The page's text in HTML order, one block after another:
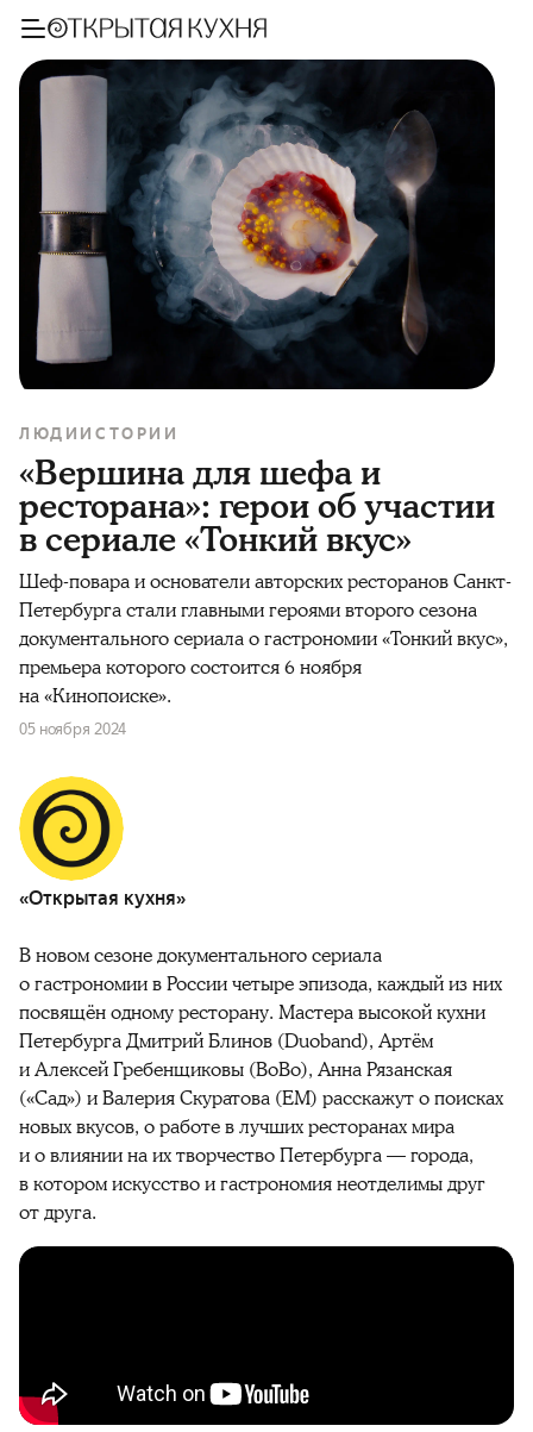
ЛЮДИ ИСТОРИИ
«Вершина для шефа и
ресторана»: герои об участии
в сериале «Тонкий вкус»
Шеф-повара и основатели авторских ресторанов Санкт-
Петербурга стали главными героями второго сезона
документального сериала о гастрономии «Тонкий вкус»,
премьера которого состоится 6 ноября
на «Кинопоиске».
05 ноября 2024
«Открытая кухня»
В новом сезоне документального сериала
о гастрономии в России четыре эпизода, каждый из них
посвящён одному ресторану. Мастера высокой кухни
Петербурга Дмитрий Блинов (Duoband), Артём
и Алексей Гребенщиковы (BoBo), Анна Рязанская
(«Сад») и Валерия Скуратова (ЕМ) расскажут о поисках
новых вкусов, о работе в лучших ресторанах мира
и о влиянии на их творчество Петербурга — города,
в котором искусство и гастрономия неотделимы друг
от друга.